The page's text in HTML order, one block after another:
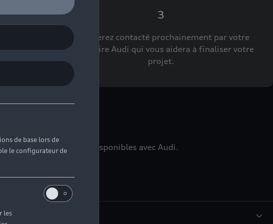
».
3
Vous serez contacté prochainement par votre
Partenaire Audi qui vous aidera à finaliser votre
projet.
immédiatement disponibles avec Audi.
de base lors de
le configurateur de
les